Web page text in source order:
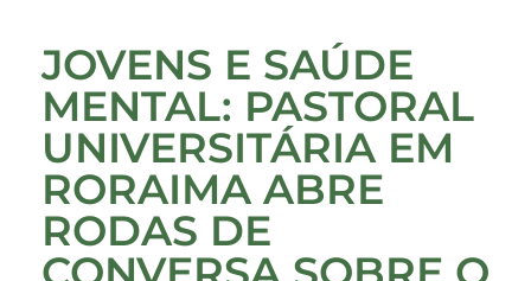
JOVENS E SAÚDE
MENTAL: PASTORAL
UNIVERSITÁRIA EM
RORAIMA ABRE
RODAS DE